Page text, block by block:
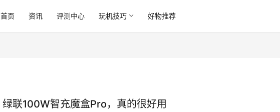
首页 资讯 评测中心 玩机技巧 好物推荐
绿联100W智充魔盒Pro，真的很好用